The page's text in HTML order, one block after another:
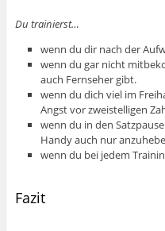
Du trainierst…
wenn du dir nach der
wenn du gar nicht
auch Fernseher gibt.
wenn du dich viel im
Angst vor zweistelligen
wenn du in den
Handy auch nur
wenn du bei jedem
Fazit